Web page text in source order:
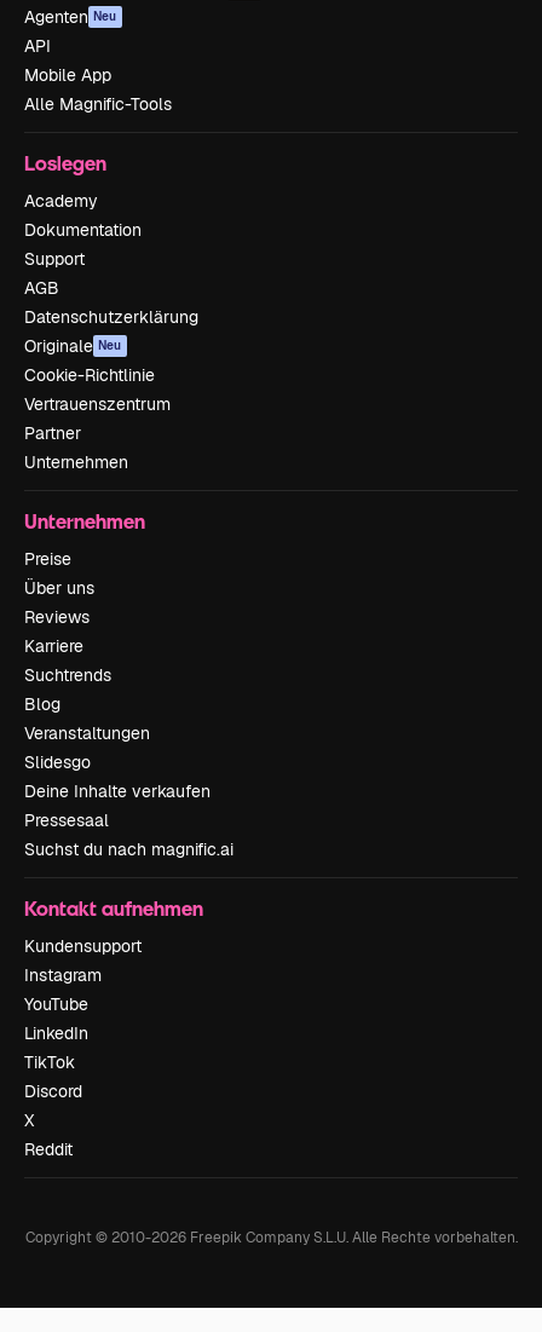
Agenten Neu
API
Mobile App
Alle Magnific-Tools
Loslegen
Academy
Dokumentation
Support
AGB
Datenschutzerklärung
Originale Neu
Cookie-Richtlinie
Vertrauenszentrum
Partner
Unternehmen
Unternehmen
Preise
Über uns
Reviews
Karriere
Suchtrends
Blog
Veranstaltungen
Slidesgo
Deine Inhalte verkaufen
Pressesaal
Suchst du nach magnific.ai
Kontakt aufnehmen
Kundensupport
Instagram
YouTube
LinkedIn
TikTok
Discord
X
Reddit
Copyright © 2010-2026Freepik Company S.L.U. Alle Rechte vorbehalten.